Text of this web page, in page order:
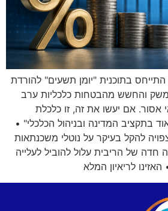
בתוכנית "יומן תשעים" להורדת
והחשש מהבטחות כלכליות ערב
אסור. אם יעשו את זה, זו כלכלת
בתקציב המדינה ובניהול הכלכלי" •
להקל בעיקר על נוטלי משכנתאות
חדה של הריבית עלול להוביל לעלייה
לריאיון המלא